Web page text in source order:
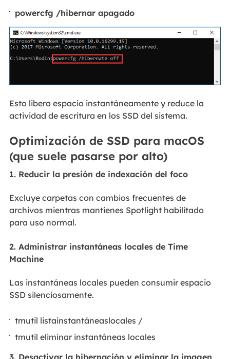
powercfg /hibernar apagado
Esto libera espacio instantáneamente y reduce la
actividad de escritura en los SSD del sistema.
Optimización de SSD para macOS
(que suele pasarse por alto)
1. Reducir la presión de indexación del foco
Excluye carpetas con cambios frecuentes de
archivos mientras mantienes Spotlight habilitado
para uso normal.
2. Administrar instantáneas locales de Time
Machine
Las instantáneas locales pueden consumir espacio
SSD silenciosamente.
tmutil listainstantáneaslocales /
tmutil eliminar instantáneas locales
3. Desactivar la hibernación y eliminar la imagen